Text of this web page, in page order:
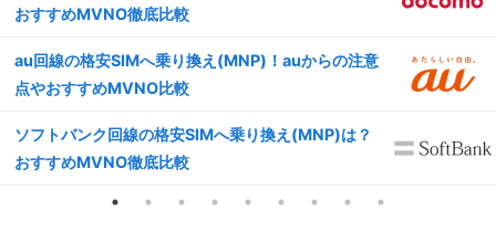
おすすめMVNO徹底比較
au回線の格安SIMへ乗り換え(MNP)！auからの注意
点やおすすめMVNO比較
ソフトバンク回線の格安SIMへ乗り換え(MNP)は？
おすすめMVNO徹底比較